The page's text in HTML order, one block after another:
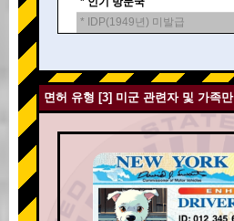
* IDP(1949년) 미발급
면허 유형 [3] 미군 관련자 및 가족만